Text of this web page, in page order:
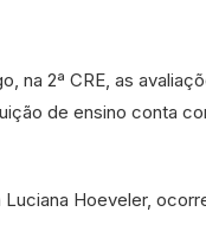
na 2ª CRE, as
de ensino conta
Hoeveler,